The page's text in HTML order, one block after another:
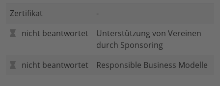
Zertifikat
-
nicht beantwortet
Unterstützung von Vereinen
durch Sponsoring
nicht beantwortet
Responsible Business Modelle